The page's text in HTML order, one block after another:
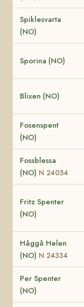
Spiklesvarta
(NO)
Sporina (NO)
Blixen (NO)
Fosenspent
(NO)
Fossblessa
(NO) N 24054
Fritz Spenter
(NO)
Håggå Helen
(NO) N 24334
Per Spenter
(NO)